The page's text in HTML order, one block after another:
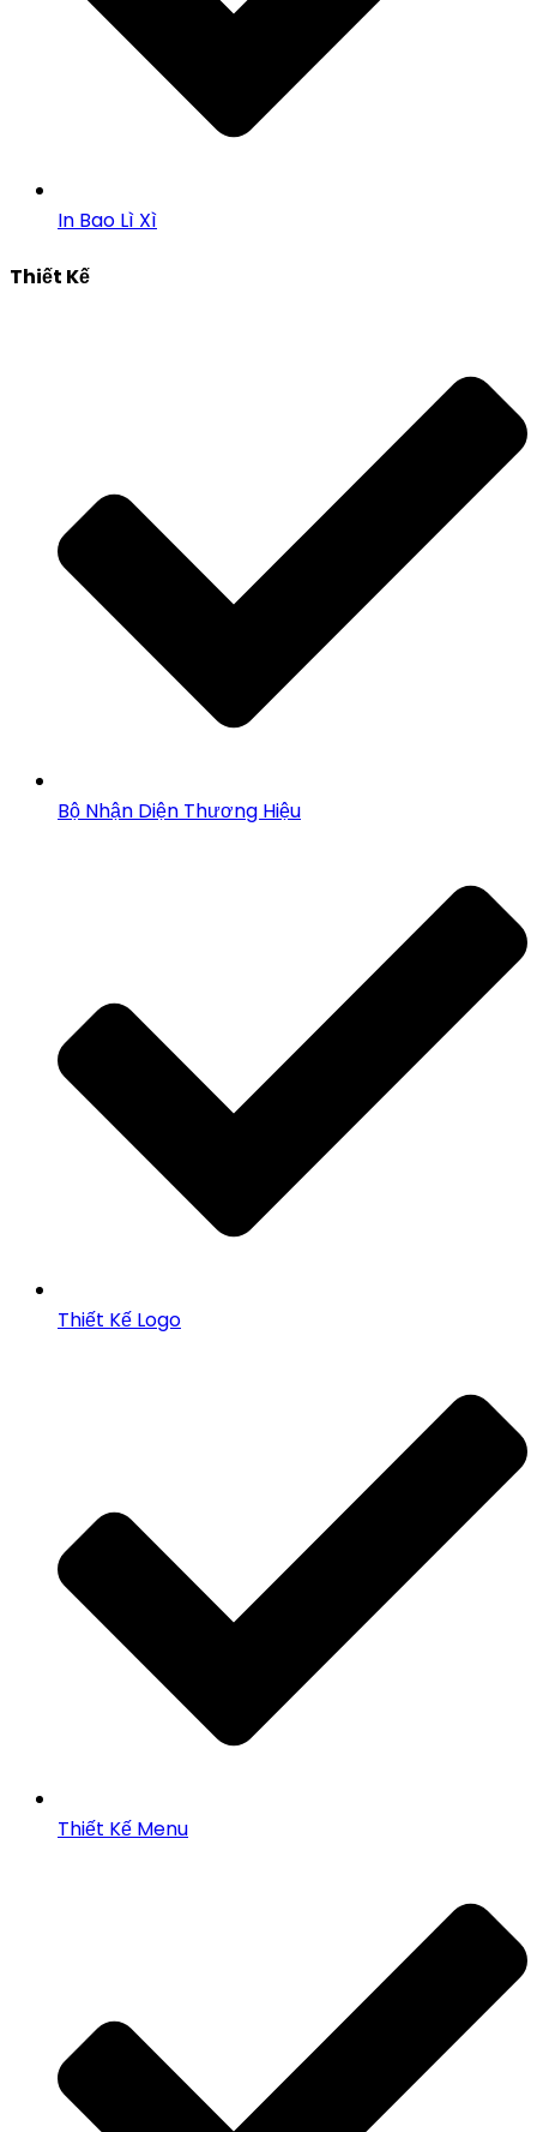
In Bao Lì Xì
Thiết Kế
Bộ Nhận Diện Thương Hiệu
Thiết Kế Logo
Thiết Kế Menu